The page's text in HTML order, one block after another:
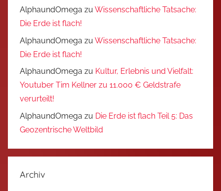
AlphaundOmega zu Wissenschaftliche Tatsache:
Die Erde ist flach!
AlphaundOmega zu Wissenschaftliche Tatsache:
Die Erde ist flach!
AlphaundOmega zu Kultur, Erlebnis und Vielfalt:
Youtuber Tim Kellner zu 11.000 € Geldstrafe
verurteilt!
AlphaundOmega zu Die Erde ist flach Teil 5: Das
Geozentrische Weltbild
Archiv